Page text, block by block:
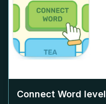
Connect Word level